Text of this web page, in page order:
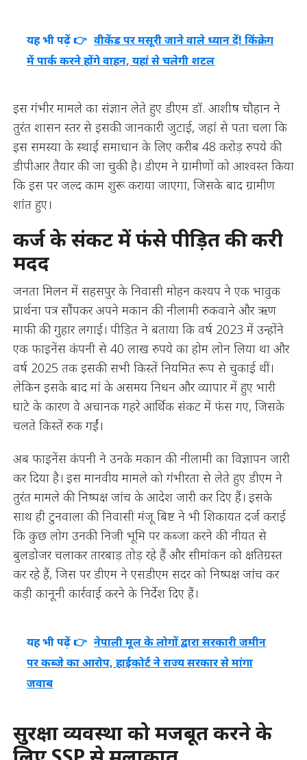
यह भी पढ़ें 👉 वीकेंड पर मसूरी जाने वाले ध्यान दें! किंक्रेग
में पार्क करने होंगे वाहन, यहां से चलेगी शटल
इस गंभीर मामले का संज्ञान लेते हुए डीएम डॉ. आशीष चौहान ने
तुरंत शासन स्तर से इसकी जानकारी जुटाई, जहां से पता चला कि
इस समस्या के स्थाई समाधान के लिए करीब 48 करोड़ रुपये की
डीपीआर तैयार की जा चुकी है। डीएम ने ग्रामीणों को आश्वस्त किया
कि इस पर जल्द काम शुरू कराया जाएगा, जिसके बाद ग्रामीण
शांत हुए।
कर्ज के संकट में फंसे पीड़ित की करी
मदद
जनता मिलन में सहसपुर के निवासी मोहन कश्यप ने एक भावुक
प्रार्थना पत्र सौंपकर अपने मकान की नीलामी रुकवाने और ऋण
माफी की गुहार लगाई। पीड़ित ने बताया कि वर्ष 2023 में उन्होंने
एक फाइनेंस कंपनी से 40 लाख रुपये का होम लोन लिया था और
वर्ष 2025 तक इसकी सभी किस्तें नियमित रूप से चुकाई थीं।
लेकिन इसके बाद मां के असमय निधन और व्यापार में हुए भारी
घाटे के कारण वे अचानक गहरे आर्थिक संकट में फंस गए, जिसके
चलते किस्तें रुक गईं।
अब फाइनेंस कंपनी ने उनके मकान की नीलामी का विज्ञापन जारी
कर दिया है। इस मानवीय मामले को गंभीरता से लेते हुए डीएम ने
तुरंत मामले की निष्पक्ष जांच के आदेश जारी कर दिए हैं। इसके
साथ ही टुनवाला की निवासी मंजू बिष्ट ने भी शिकायत दर्ज कराई
कि कुछ लोग उनकी निजी भूमि पर कब्जा करने की नीयत से
बुलडोजर चलाकर तारबाड़ तोड़ रहे हैं और सीमांकन को क्षतिग्रस्त
कर रहे हैं, जिस पर डीएम ने एसडीएम सदर को निष्पक्ष जांच कर
कड़ी कानूनी कार्रवाई करने के निर्देश दिए हैं।
यह भी पढ़ें 👉 नेपाली मूल के लोगों द्वारा सरकारी जमीन
पर कब्जे का आरोप, हाईकोर्ट ने राज्य सरकार से मांगा
जवाब
सुरक्षा व्यवस्था को मजबूत करने के